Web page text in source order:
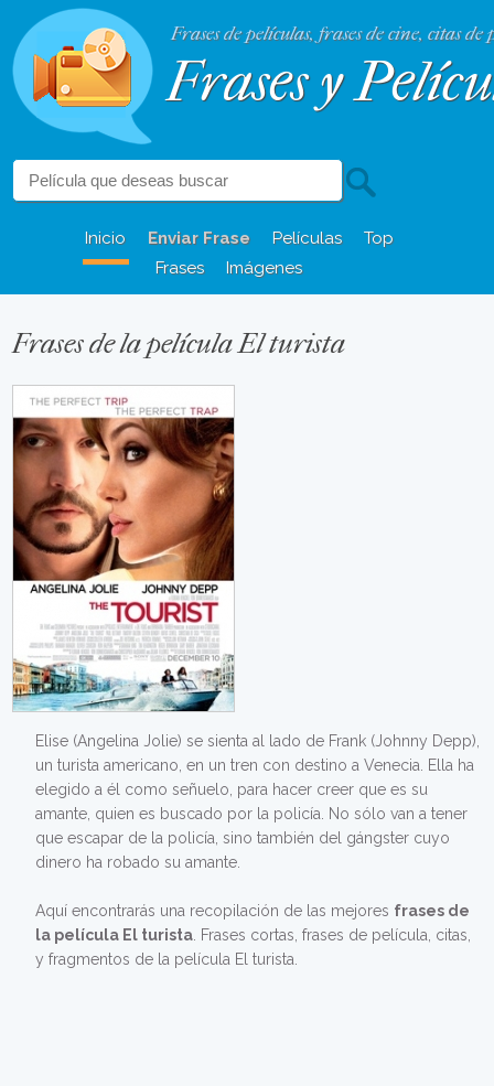
Frases de películas, frases de cine, citas de
Frases y
Inicio Enviar Frase Películas
Top
Frases
Imágenes
Frases de la película El turista
Elise (Angelina Jolie) se sienta al lado de Frank (Johnny Depp),
un turista americano, en un tren con destino a Venecia. Ella ha
elegido a él como señuelo, para hacer creer que es su
amante, quien es buscado por la policía. No sólo van a tener
que escapar de la policía, sino también del gángster cuyo
dinero ha robado su amante.
Aquí encontrarás una recopilación de las mejores frases de
la película El turista . Frases cortas, frases de película, citas,
y fragmentos de la película El turista.